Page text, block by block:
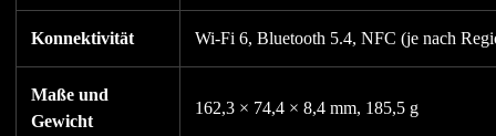
Konnektivität Wi-Fi 6, Bluetooth 5.4, NFC (je nach
Maße und
Gewicht
162,3 × 74,4 × 8,4 mm, 185,5 g